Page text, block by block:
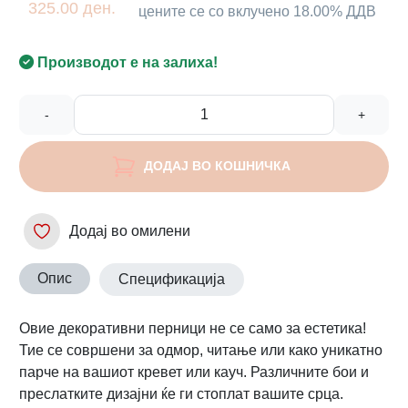
325.00 ден. цените се со вклучено 18.00% ДДВ
Производот е на залиха!
- +
ДОДАЈ ВО КОШНИЧКА
Додај во омилени
Опис Спецификација
Овие декоративни перници не се само за естетика!
Тие се совршени за одмор, читање или како уникатно
парче на вашиот кревет или кауч. Различните бои и
преслатките дизајни ќе ги стоплат вашите срца.